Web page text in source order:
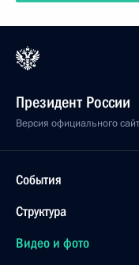
Президент России
Версия официального
События
Структура
Видео и фото